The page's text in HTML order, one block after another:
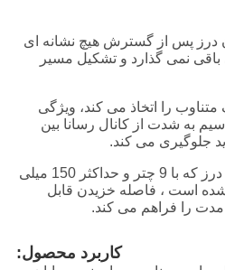
درز پس از گسترش هیچ نشانه ای
نمی گذارد و تشکیل مسیر
را اتخاذ می کند، ویژگی
به شدت از کانال رسانا بین
جلوگیری می کند.
ساختار خود تمیز کننده بدون درز که با 9 چتر و حداکثر 150 میلی
است ، فاصله خزیدن قابل
مدت را فراهم می کند.
کاربرد محصول: